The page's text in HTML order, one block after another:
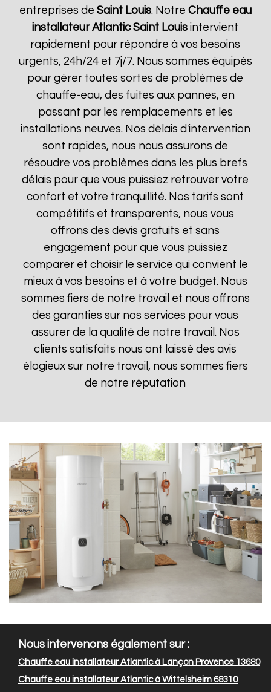
entreprises de Saint Louis. Notre Chauffe eau
installateur Atlantic Saint Louis intervient
rapidement pour répondre à vos besoins
urgents, 24h/24 et 7j/7. Nous sommes équipés
pour gérer toutes sortes de problèmes de
chauffe-eau, des fuites aux pannes, en
passant par les remplacements et les
installations neuves. Nos délais d'intervention
sont rapides, nous nous assurons de
résoudre vos problèmes dans les plus brefs
délais pour que vous puissiez retrouver votre
confort et votre tranquillité. Nos tarifs sont
compétitifs et transparents, nous vous
offrons des devis gratuits et sans
engagement pour que vous puissiez
comparer et choisir le service qui convient le
mieux à vos besoins et à votre budget. Nous
sommes fiers de notre travail et nous offrons
des garanties sur nos services pour vous
assurer de la qualité de notre travail. Nos
clients satisfaits nous ont laissé des avis
élogieux sur notre travail, nous sommes fiers
de notre réputation
Nous intervenons également sur :
Chauffe eau installateur Atlantic à Lançon Provence 13680
Chauffe eau installateur Atlantic à Wittelsheim 68310